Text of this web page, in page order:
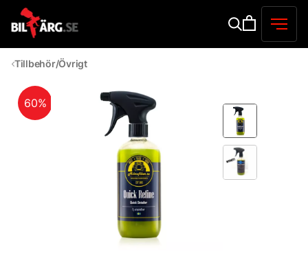
Tillbehör/Övrigt
60%